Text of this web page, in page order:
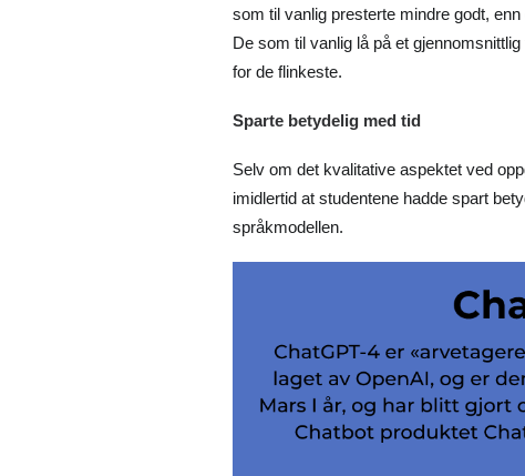
som til vanlig presterte mindre godt,
De som til vanlig lå på et
for de flinkeste.
Sparte betydelig med tid
Selv om det kvalitative aspektet ved
imidlertid at studentene hadde spart
språkmodellen.